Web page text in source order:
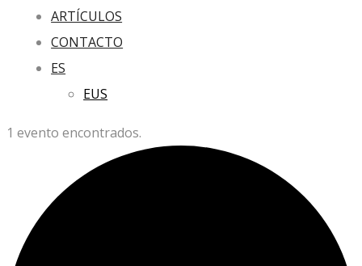
ARTÍCULOS
CONTACTO
ES
EUS
1 evento encontrados.